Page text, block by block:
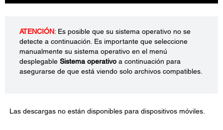
ATENCIÓN: Es posible que su sistema operativo no se
detecte a continuación. Es importante que seleccione
manualmente su sistema operativo en el menú
desplegable Sistema operativo a continuación para
asegurarse de que está viendo solo archivos compatibles.
Las descargas no están disponibles para dispositivos móviles.